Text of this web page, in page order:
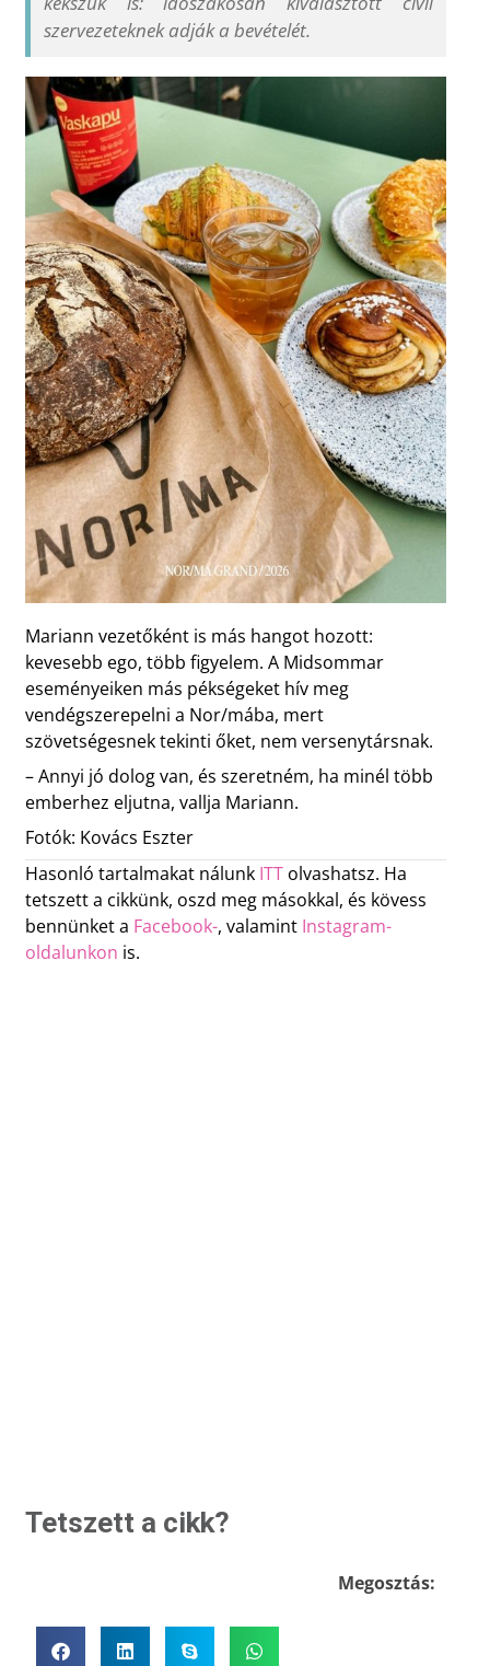
szervezeteknek adják a bevételét.
Mariann vezetőként is más hangot hozott:
kevesebb ego, több figyelem. A Midsommar
eseményeiken más pékségeket hív meg
vendégszerepelni a Nor/mába, mert
szövetségesnek tekinti őket, nem versenytársnak.
– Annyi jó dolog van, és szeretném, ha minél több
emberhez eljutna, vallja Mariann.
Fotók: Kovács Eszter
Hasonló tartalmakat nálunk ITTolvashatsz. Ha
tetszett a cikkünk, oszd meg másokkal, és kövess
bennünket a Facebook-, valamint Instagram-
oldalunkon is.
Tetszett a cikk?
Megosztás: